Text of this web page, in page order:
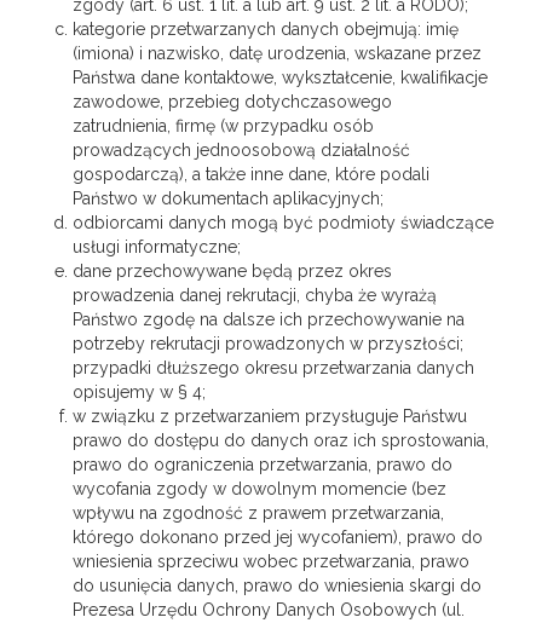
zgody (art. 6 ust. 1 lit. a lub art. 9 ust. 2 lit. a RODO);
kategorie przetwarzanych danych obejmują: imię
(imiona) i nazwisko, datę urodzenia, wskazane przez
Państwa dane kontaktowe, wykształcenie, kwalifikacje
zawodowe, przebieg dotychczasowego
zatrudnienia, firmę (w przypadku osób
prowadzących jednoosobową działalność
gospodarczą), a także inne dane, które podali
Państwo w dokumentach aplikacyjnych;
odbiorcami danych mogą być podmioty świadczące
usługi informatyczne;
dane przechowywane będą przez okres
prowadzenia danej rekrutacji, chyba że wyrażą
Państwo zgodę na dalsze ich przechowywanie na
potrzeby rekrutacji prowadzonych w przyszłości;
przypadki dłuższego okresu przetwarzania danych
opisujemy w § 4;
w związku z przetwarzaniem przysługuje Państwu
prawo do dostępu do danych oraz ich sprostowania,
prawo do ograniczenia przetwarzania, prawo do
wycofania zgody w dowolnym momencie (bez
wpływu na zgodność z prawem przetwarzania,
którego dokonano przed jej wycofaniem), prawo do
wniesienia sprzeciwu wobec przetwarzania, prawo
do usunięcia danych, prawo do wniesienia skargi do
Prezesa Urzędu Ochrony Danych Osobowych (ul.